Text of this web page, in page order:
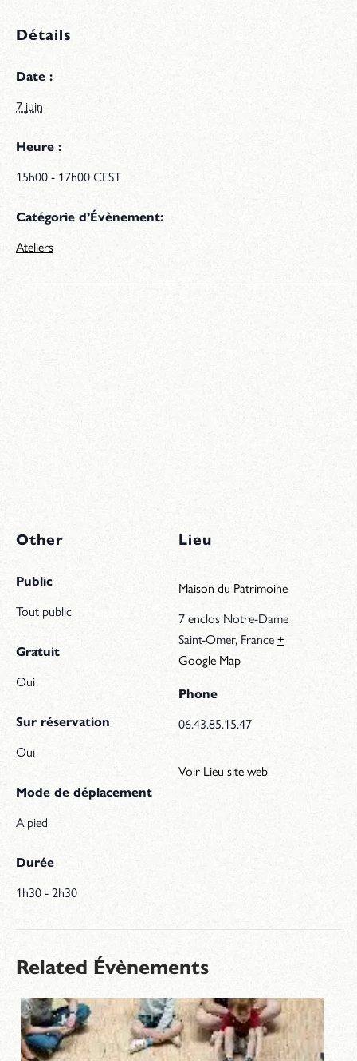
Détails
Date :
7 juin
Heure :
15h00 - 17h00 CEST
Catégorie d’Évènement:
Ateliers
Lieu
Maison du Patrimoine
7 enclos Notre-Dame
Saint-Omer, France +
Google Map
Phone
06.43.85.15.47
Voir Lieu site web
Other
Public
Tout public
Gratuit
Oui
Sur réservation
Oui
Mode de déplacement
A pied
Durée
1h30 - 2h30
Related Évènements